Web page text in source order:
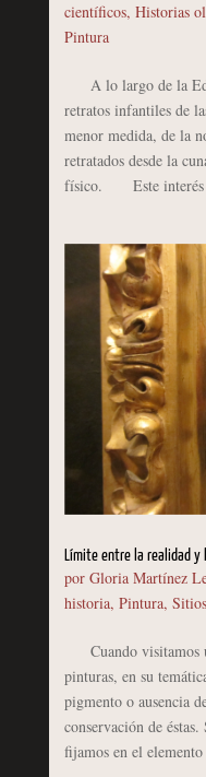
científicos, Historias
Pintura
A lo largo de la
retratos infantiles de
menor medida, de la
retratados desde la
físico. Este interés
Límite entre la realidad y
por Gloria Martínez
historia, Pintura,
Cuando visitamos
pinturas, en su
pigmento o ausencia
conservación de
fijamos en el